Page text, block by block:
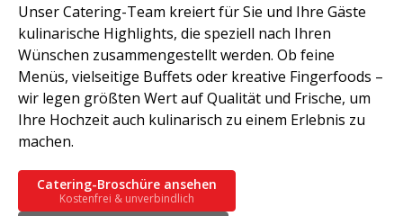
Unser Catering-Team kreiert für Sie und Ihre Gäste
kulinarische Highlights, die speziell nach Ihren
Wünschen zusammengestellt werden. Ob feine
Menüs, vielseitige Buffets oder kreative Fingerfoods –
wir legen größten Wert auf Qualität und Frische, um
Ihre Hochzeit auch kulinarisch zu einem Erlebnis zu
machen.
Catering-Broschüre ansehen
Kostenfrei & unverbindlich